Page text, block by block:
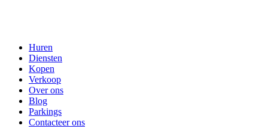
Huren
Diensten
Kopen
Verkoop
Over ons
Blog
Parkings
Contacteer ons